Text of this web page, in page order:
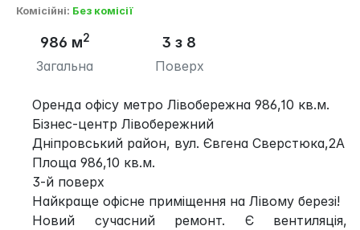
Комісійні: Без комісії
986 м2
Загальна
3 з 8
Поверх
Оренда офісу метро Лівобережна 986,10 кв.м.
Бізнес-центр Лівобережний
Дніпровський район, вул. Євгена Сверстюка,2А
Площа 986,10 кв.м.
3-й поверх
Найкраще офісне приміщення на Лівому березі!
Новий сучасний ремонт. Є вентиляція,